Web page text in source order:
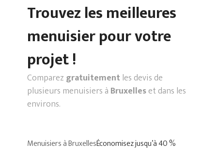
Trouvez les meilleures
menuisier pour votre
projet !
Comparez gratuitementles devis de
plusieurs menuisiers à Bruxelleset dans les
environs.
Menuisiers à BruxellesÉconomisez jusqu’à 40 %